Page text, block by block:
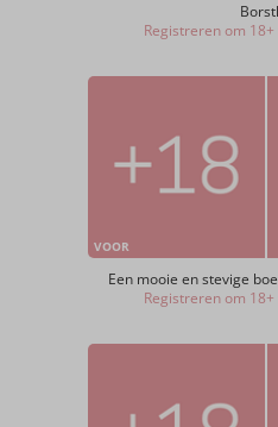
Registreren om
VOOR
Een mooie en stevige
Registreren om